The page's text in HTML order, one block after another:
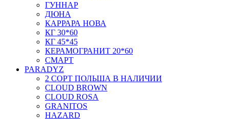
ГУННАР
ДЮНА
КАРРАРА НОВА
КГ 30*60
КГ 45*45
КЕРАМОГРАНИТ 20*60
СМАРТ
PARADYZ
2 СОРТ ПОЛЬША В НАЛИЧИИ
CLOUD BROWN
CLOUD ROSA
GRANITOS
HAZARD